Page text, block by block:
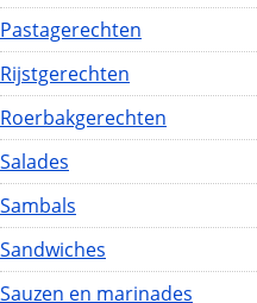
Pastagerechten
Rijstgerechten
Roerbakgerechten
Salades
Sambals
Sandwiches
Sauzen en marinades